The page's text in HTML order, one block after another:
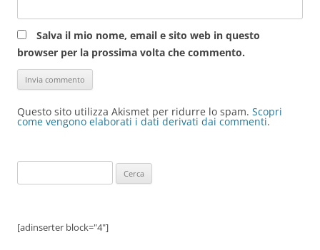
Salva il mio nome, email e sito web in questo
browser per la prossima volta che commento.
Questo sito utilizza Akismet per ridurre lo spam. Scopri
come vengono elaborati i dati derivati dai commenti.
per:
[adinserter block="4"]